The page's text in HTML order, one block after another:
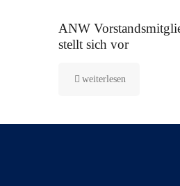
ANW
stellt sich vor
weiterlesen